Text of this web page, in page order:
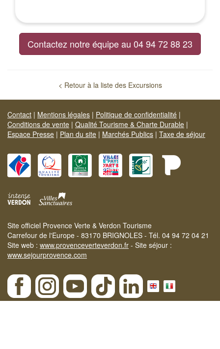
Contactez notre équipe au 04 94 72 88 23
< Retour à la liste des Excursions
Contact | Mentions légales | Politique de confidentialité |
Conditions de vente | Qualité Tourisme & Charte Durable |
Espace Presse | Plan du site | Marchés Publics | Taxe de séjour
Site officiel Provence Verte & Verdon Tourisme
Carrefour de l'Europe - 83170 BRIGNOLES - Tél. 04 94 72 04 21
Site web : www.provenceverteverdon.fr - Site séjour :
www.sejourprovence.com